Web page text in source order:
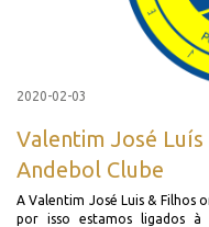
2020-02-03
Valentim José Luís
Andebol Clube
A Valentim José Luis & Filhos
por isso estamos ligados à